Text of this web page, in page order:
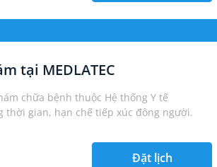
tại MEDLATEC
chữa bệnh thuộc Hệ thống Y tế
thời gian, hạn chế tiếp xúc đông người.
Đặt lịch